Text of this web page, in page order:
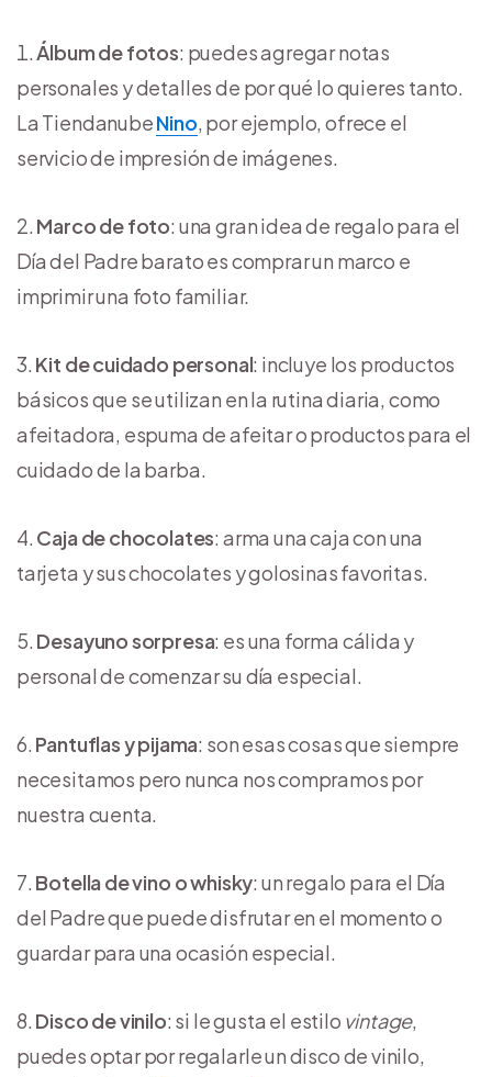
Álbum de fotos: puedes agregar notas
personales y detalles de por qué lo quieres tanto.
La TiendanubeNino, por ejemplo, ofrece el
servicio de impresión de imágenes.
Marco de foto: una gran idea de regalo para el
Día del Padre barato es comprar un marco e
imprimir una foto familiar.
Kit de cuidado personal: incluye los productos
básicos que se utilizan en la rutina diaria, como
afeitadora, espuma de afeitar o productos para el
cuidado de la barba.
Caja de chocolates: arma una caja con una
tarjeta y sus chocolates y golosinas favoritas.
Desayuno sorpresa: es una forma cálida y
personal de comenzar su día especial.
Pantuflas y pijama: son esas cosas que siempre
necesitamos pero nunca nos compramos por
nuestra cuenta.
Botella de vino o whisky: un regalo para el Día
del Padre que puede disfrutar en el momento o
guardar para una ocasión especial.
Disco de vinilo: si le gusta el estilo vintage,
puedes optar por regalarle un disco de vinilo,